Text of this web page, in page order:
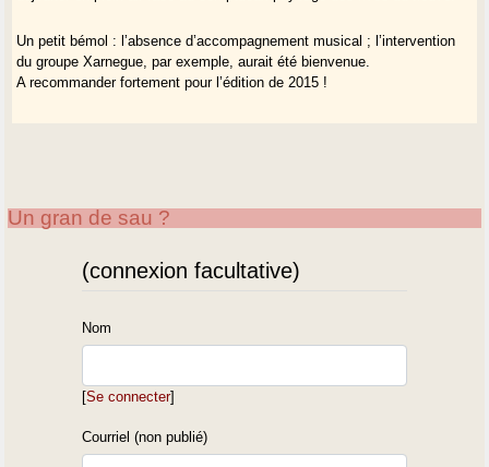
Un petit bémol : l’absence d’accompagnement musical ; l’intervention
du groupe Xarnegue, par exemple, aurait été bienvenue.
A recommander fortement pour l’édition de 2015 !
Un gran de sau ?
(connexion facultative)
Nom
[Se connecter]
Courriel (non publié)